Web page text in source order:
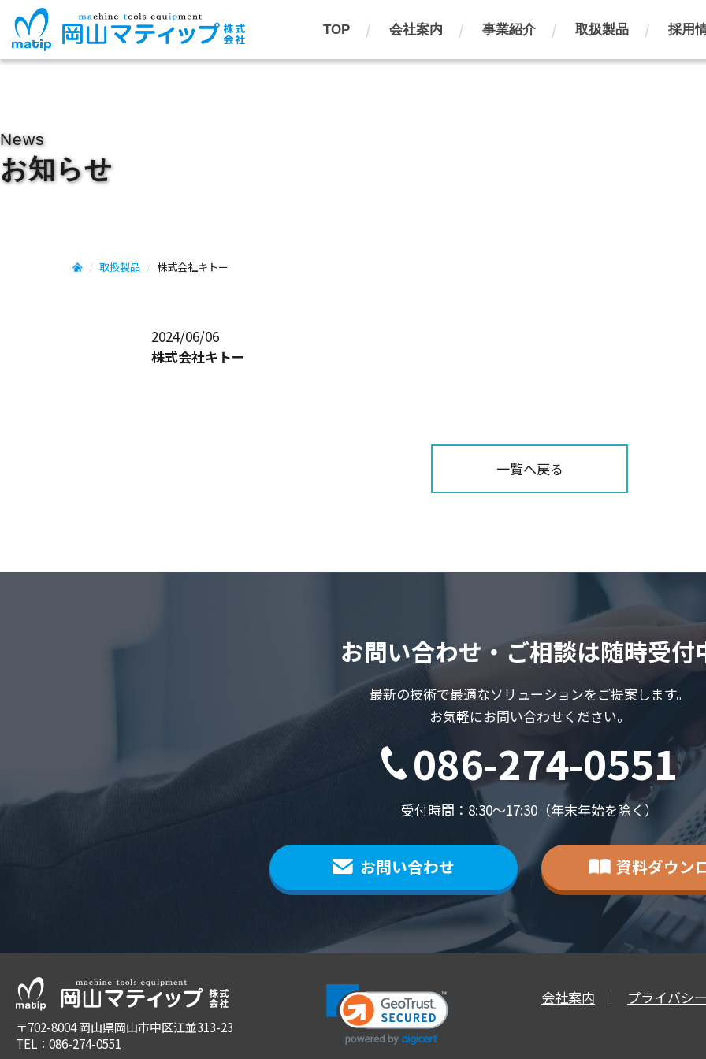
TOP 会社案内 事業紹介 取扱製品 採用
News
お知らせ
取扱製品 株式会社キトー
2024/06/06
株式会社キトー
一覧へ戻る
お問い合わせ・ご相談は随時受付
最新の技術で最適なソリューションをご提案します。
お気軽にお問い合わせください。
086-274-0551
受付時間：8:30～17:30（年末年始を除く）
お問い合わせ 資料ダウン
〒702-8004 岡山県岡山市中区江並313-23
TEL： 086-274-0551
会社案内 プライバシ